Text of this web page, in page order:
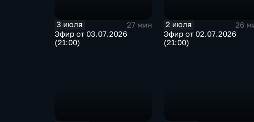
3 июля
27 мин
Эфир от 03.07.2026
(21:00)
2 июля
26
Эфир от 02.07.2026
(21:00)